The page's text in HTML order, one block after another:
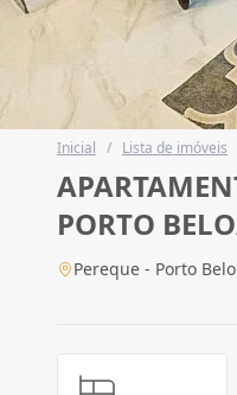
Inicial / Lista de imóveis
PORTO
Pereque - Porto